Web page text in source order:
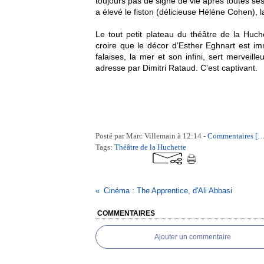
a élevé le fiston (délicieuse Hélène Cohen),
Le tout petit plateau du théâtre de la
croire que le décor d’Esther Eghnart est
falaises, la mer et son infini, sert
adresse par Dimitri Rataud. C’est captivant.
Posté par Marc Villemain à 12:14 - Commentaires [
Tags: Théâtre de la Huchette
Cinéma : The Apprentice, d'Ali Abbasi
COMMENTAIRES
Ajouter un commentaire